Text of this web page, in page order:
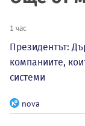
1 час
Президентът:
компаниите,
системи
nova